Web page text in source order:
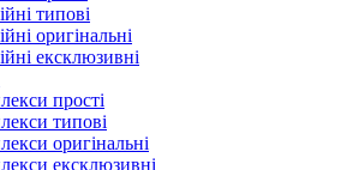
типові
оригінальні
ексклюзивні
прості
типові
оригінальні
ексклюзивні